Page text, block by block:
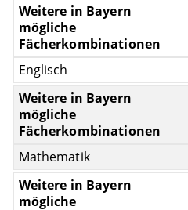
Englisch
Mathematik